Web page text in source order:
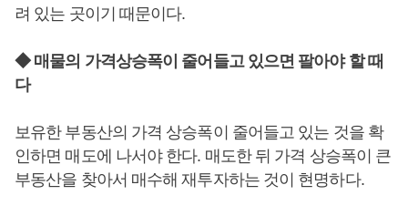
려 있는 곳이기 때문이다.
◆ 매물의 가격상승폭이 줄어들고 있으면 팔아야 할 때
다
보유한 부동산의 가격 상승폭이 줄어들고 있는 것을 확
인하면 매도에 나서야 한다. 매도한 뒤 가격 상승폭이 큰
부동산을 찾아서 매수해 재투자하는 것이 현명하다.